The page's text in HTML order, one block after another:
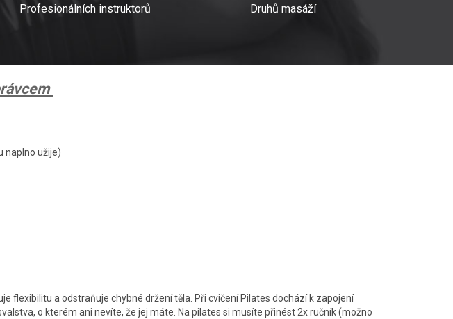
Profesionálních instruktorů Druhů masáží
naplno užije)
flexibilitu a odstraňuje chybné držení těla. Při cvičení Pilates dochází k zapojení
o kterém ani nevíte, že jej máte. Na pilates si musíte přinést 2x ručník (možno